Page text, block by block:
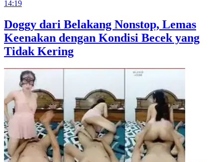
14:19
Doggy dari Belakang Nonstop, Lemas
Keenakan dengan Kondisi Becek yang
Tidak Kering